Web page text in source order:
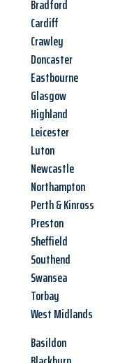
Bradford
Cardiff
Crawley
Doncaster
Eastbourne
Glasgow
Highland
Leicester
Luton
Newcastle
Northampton
Perth & Kinross
Preston
Sheffield
Southend
Swansea
Torbay
West Midlands
Basildon